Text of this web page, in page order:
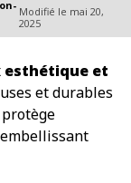
Modifié le mai 20,
2025
esthétique et
et durables